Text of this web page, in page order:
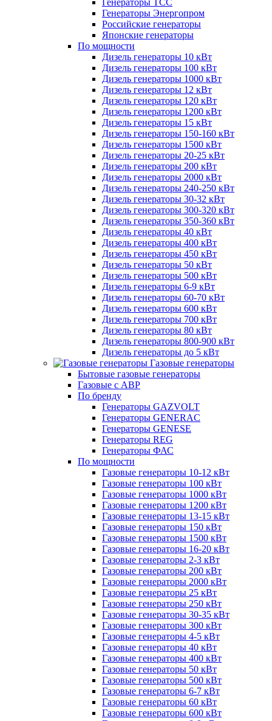
Генераторы ТСС
Генераторы Энергопром
Российские генераторы
Японские генераторы
По мощности
Дизель генераторы 10 кВт
Дизель генераторы 100 кВт
Дизель генераторы 1000 кВт
Дизель генераторы 12 кВт
Дизель генераторы 120 кВт
Дизель генераторы 1200 кВт
Дизель генераторы 15 кВт
Дизель генераторы 150-160 кВт
Дизель генераторы 1500 кВт
Дизель генераторы 20-25 кВт
Дизель генераторы 200 кВт
Дизель генераторы 2000 кВт
Дизель генераторы 240-250 кВт
Дизель генераторы 30-32 кВт
Дизель генераторы 300-320 кВт
Дизель генераторы 350-360 кВт
Дизель генераторы 40 кВт
Дизель генераторы 400 кВт
Дизель генераторы 450 кВт
Дизель генераторы 50 кВт
Дизель генераторы 500 кВт
Дизель генераторы 6-9 кВт
Дизель генераторы 60-70 кВт
Дизель генераторы 600 кВт
Дизель генераторы 700 кВт
Дизель генераторы 80 кВт
Дизель генераторы 800-900 кВт
Дизель генераторы до 5 кВт
Газовые генераторы
Бытовые газовые генераторы
Газовые с АВР
По бренду
Генераторы GAZVOLT
Генераторы GENERAC
Генераторы GENESE
Генераторы REG
Генераторы ФАС
По мощности
Газовые генераторы 10-12 кВт
Газовые генераторы 100 кВт
Газовые генераторы 1000 кВт
Газовые генераторы 1200 кВт
Газовые генераторы 13-15 кВт
Газовые генераторы 150 кВт
Газовые генераторы 1500 кВт
Газовые генераторы 16-20 кВт
Газовые генераторы 2-3 кВт
Газовые генераторы 200 кВт
Газовые генераторы 2000 кВт
Газовые генераторы 25 кВт
Газовые генераторы 250 кВт
Газовые генераторы 30-35 кВт
Газовые генераторы 300 кВт
Газовые генераторы 4-5 кВт
Газовые генераторы 40 кВт
Газовые генераторы 400 кВт
Газовые генераторы 50 кВт
Газовые генераторы 500 кВт
Газовые генераторы 6-7 кВт
Газовые генераторы 60 кВт
Газовые генераторы 600 кВт